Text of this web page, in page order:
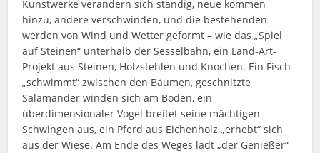
Kunstwerke verändern sich ständig, neue kommen
hinzu, andere verschwinden, und die bestehenden
werden von Wind und Wetter geformt – wie das „Spiel
auf Steinen“ unterhalb der Sesselbahn, ein Land-Art-
Projekt aus Steinen, Holzstehlen und Knochen. Ein Fisch
„schwimmt“ zwischen den Bäumen, geschnitzte
Salamander winden sich am Boden, ein
überdimensionaler Vogel breitet seine mächtigen
Schwingen aus, ein Pferd aus Eichenholz „erhebt“ sich
aus der Wiese. Am Ende des Weges lädt „der Genießer“